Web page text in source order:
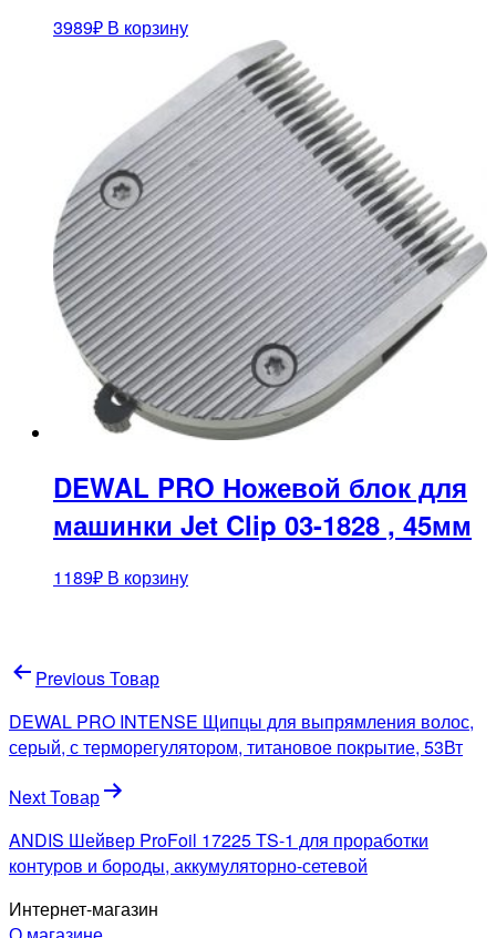
3989₽ В корзину
DEWAL PRO Ножевой блок для
машинки Jet Clip 03-1828 , 45мм
1189₽ В корзину
Навигация
по
записям
Previous Товар
DEWAL PRO INTENSE Щипцы для выпрямления волос,
серый, с терморегулятором, титановое покрытие, 53Вт
Next Товар
ANDIS Шейвер ProFoil 17225 TS-1 для проработки
контуров и бороды, аккумуляторно-сетевой
Интернет-магазин